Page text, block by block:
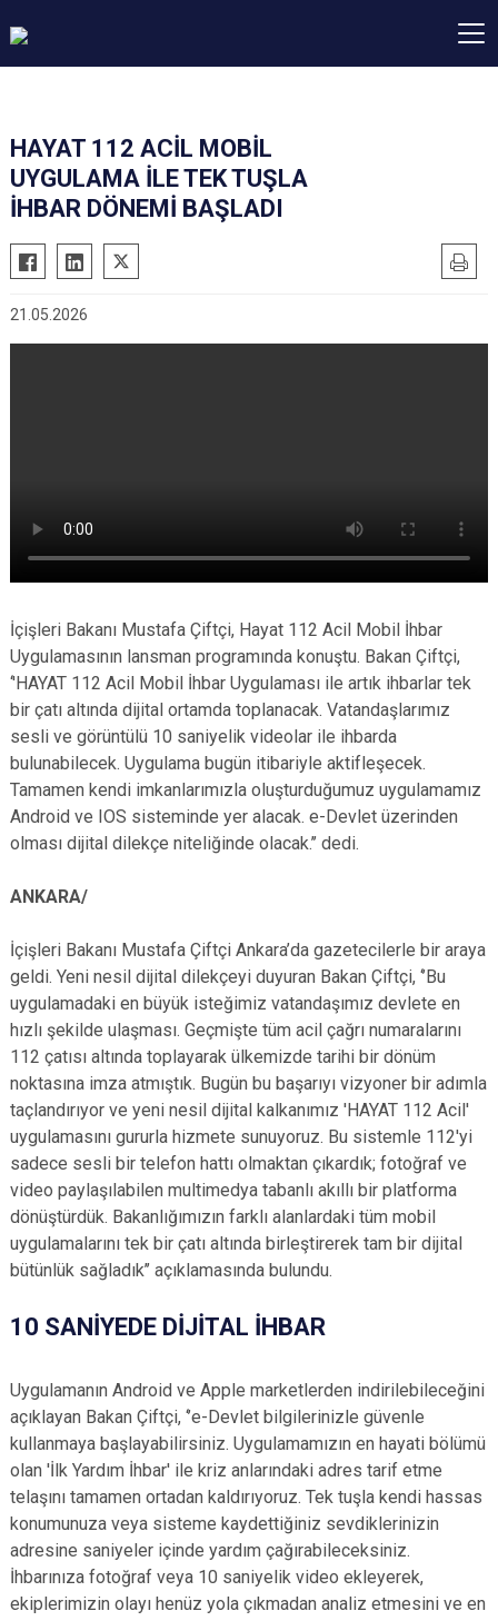
HAYAT 112 ACİL MOBİL
UYGULAMA İLE TEK TUŞLA
İHBAR DÖNEMİ BAŞLADI
21.05.2026
İçişleri Bakanı Mustafa Çiftçi, Hayat 112 Acil Mobil İhbar
Uygulamasının lansman programında konuştu. Bakan Çiftçi,
‘'HAYAT 112 Acil Mobil İhbar Uygulaması ile artık ihbarlar tek
bir çatı altında dijital ortamda toplanacak. Vatandaşlarımız
sesli ve görüntülü 10 saniyelik videolar ile ihbarda
bulunabilecek. Uygulama bugün itibariyle aktifleşecek.
Tamamen kendi imkanlarımızla oluşturduğumuz uygulamamız
Android ve IOS sisteminde yer alacak. e-Devlet üzerinden
olması dijital dilekçe niteliğinde olacak.’’ dedi.
ANKARA/
İçişleri Bakanı Mustafa Çiftçi Ankara’da gazetecilerle bir araya
geldi. Yeni nesil dijital dilekçeyi duyuran Bakan Çiftçi, ‘’Bu
uygulamadaki en büyük isteğimiz vatandaşımız devlete en
hızlı şekilde ulaşması. Geçmişte tüm acil çağrı numaralarını
112 çatısı altında toplayarak ülkemizde tarihi bir dönüm
noktasına imza atmıştık. Bugün bu başarıyı vizyoner bir adımla
taçlandırıyor ve yeni nesil dijital kalkanımız 'HAYAT 112 Acil'
uygulamasını gururla hizmete sunuyoruz. Bu sistemle 112'yi
sadece sesli bir telefon hattı olmaktan çıkardık; fotoğraf ve
video paylaşılabilen multimedya tabanlı akıllı bir platforma
dönüştürdük. Bakanlığımızın farklı alanlardaki tüm mobil
uygulamalarını tek bir çatı altında birleştirerek tam bir dijital
bütünlük sağladık’’ açıklamasında bulundu.
10 SANİYEDE DİJİTAL İHBAR
Uygulamanın Android ve Apple marketlerden indirilebileceğini
açıklayan Bakan Çiftçi, ‘’e-Devlet bilgilerinizle güvenle
kullanmaya başlayabilirsiniz. Uygulamamızın en hayati bölümü
olan 'İlk Yardım İhbar' ile kriz anlarındaki adres tarif etme
telaşını tamamen ortadan kaldırıyoruz. Tek tuşla kendi hassas
konumunuza veya sisteme kaydettiğiniz sevdiklerinizin
adresine saniyeler içinde yardım çağırabileceksiniz.
İhbarınıza fotoğraf veya 10 saniyelik video ekleyerek,
ekiplerimizin olayı henüz yola çıkmadan analiz etmesini ve en